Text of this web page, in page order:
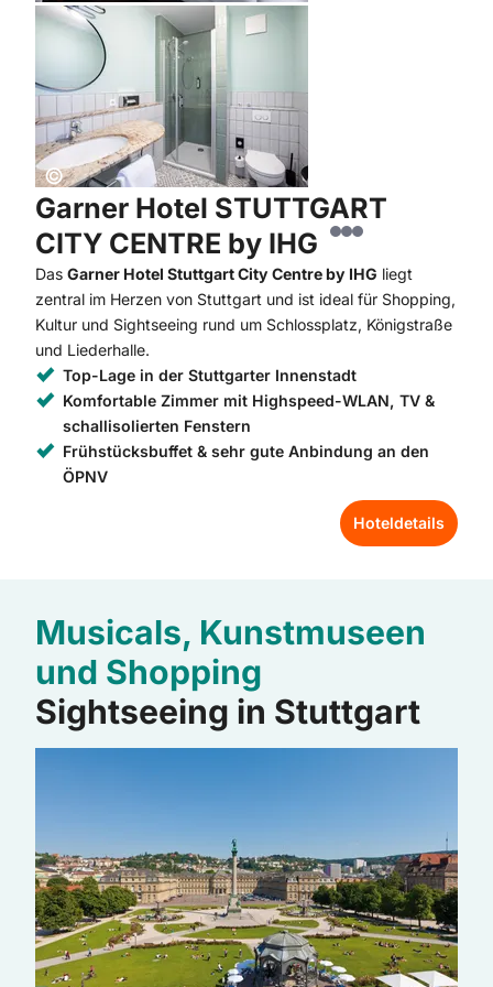
Garner Hotel STUTTGART
CITY CENTRE by IHG
Das Garner Hotel Stuttgart City Centre by IHG liegt
zentral im Herzen von Stuttgart und ist ideal für Shopping,
Kultur und Sightseeing rund um Schlossplatz, Königstraße
und Liederhalle.
Top-Lage in der Stuttgarter Innenstadt
Komfortable Zimmer mit Highspeed-WLAN, TV &
schallisolierten Fenstern
Frühstücksbuffet & sehr gute Anbindung an den
ÖPNV
Hoteldetails
Copyright:
©
Musicals, Kunstmuseen
und Shopping
Sightseeing in Stuttgart